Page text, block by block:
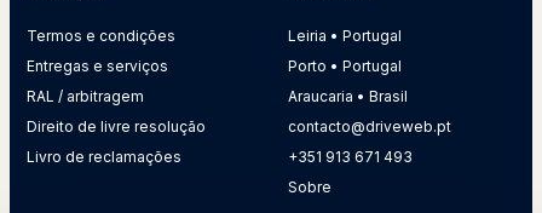
Termos e condições
Entregas e serviços
RAL / arbitragem
Direito de livre resolução
Livro de reclamações
Leiria • Portugal
Porto • Portugal
Araucaria • Brasil
contacto@driveweb.pt
+351 913 671 493
Sobre